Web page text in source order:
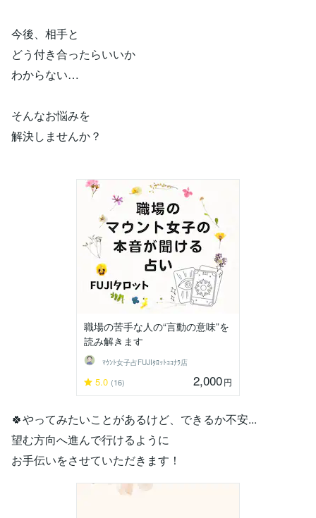
今後、相手と
どう付き合ったらいいか
わからない…
そんなお悩みを
解決しませんか？
職場の苦手な人の“言動の意味”を
読み解きます
ﾏｳﾝﾄ女子占FUJIﾀﾛｯﾄｺｺﾅﾗ店
5.0 (16) 2,000円
🍀やってみたいことがあるけど、できるか不安...
望む方向へ進んで行けるように
お手伝いをさせていただきます！